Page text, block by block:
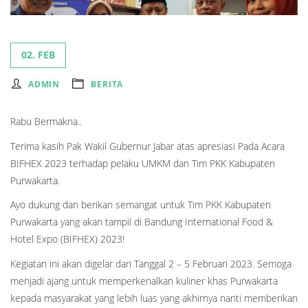
02. FEB
ADMIN BERITA
Rabu Bermakna..
Terima kasih Pak Wakil Gubernur Jabar atas apresiasi Pada Acara
BIFHEX 2023 terhadap pelaku UMKM dan Tim PKK Kabupaten
Purwakarta.
Ayo dukung dan berikan semangat untuk Tim PKK Kabupaten
Purwakarta yang akan tampil di Bandung International Food &
Hotel Expo (BIFHEX) 2023!
Kegiatan ini akan digelar dari Tanggal 2 – 5 Februari 2023. Semoga
menjadi ajang untuk memperkenalkan kuliner khas Purwakarta
kepada masyarakat yang lebih luas yang akhirnya nanti memberikan